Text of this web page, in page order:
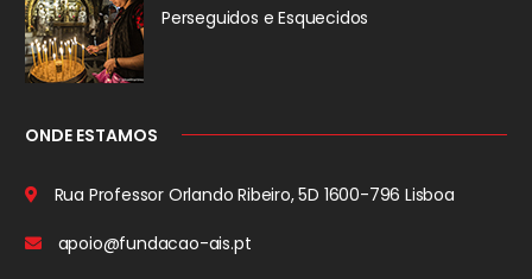
Perseguidos e Esquecidos
ONDE ESTAMOS
Rua Professor Orlando Ribeiro, 5D 1600-796 Lisboa
apoio@fundacao-ais.pt